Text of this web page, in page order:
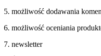
5. możliwość dodawania
6. możliwość oceniania
7. newsletter